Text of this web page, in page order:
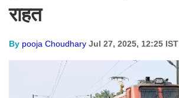
राहत
By pooja Choudhary Jul 27, 2025, 12:25 IST